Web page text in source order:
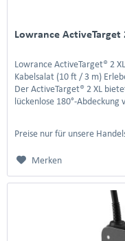
Lowrance ActiveTarget
Lowrance ActiveTarget® 2
Kabelsalat (10 ft / 3 m)
Der ActiveTarget® 2 XL
lückenlose 180°-Abdeckung
Preise nur für unsere
Merken